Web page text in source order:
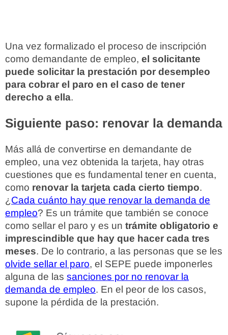
Una vez formalizado el proceso de inscripción
como demandante de empleo, el solicitante
puede solicitar la prestación por desempleo
para cobrar el paro en el caso de tener
derecho a ella.
Siguiente paso: renovar la demanda
Más allá de convertirse en demandante de
empleo, una vez obtenida la tarjeta, hay otras
cuestiones que es fundamental tener en cuenta,
como renovar la tarjeta cada cierto tiempo.
¿ Cada cuánto hay que renovar la demanda de
empleo? Es un trámite que también se conoce
como sellar el paro y es un trámite obligatorio e
imprescindible que hay que hacer cada tres
meses. De lo contrario, a las personas que se les
olvide sellar el paro, el SEPE puede imponerles
alguna de las sanciones por no renovar la
demanda de empleo. En el peor de los casos,
supone la pérdida de la prestación.